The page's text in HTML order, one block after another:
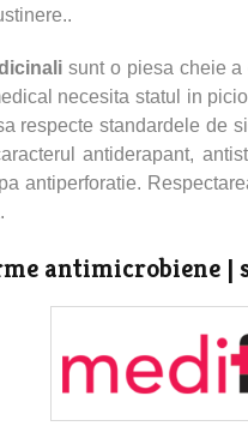
sunt o piesa cheie a
necesita statul in
respecte standardele de
antiderapant,
antiperforatie.
antimicrobiene |